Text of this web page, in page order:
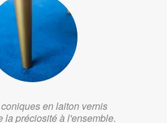
en laiton vernis
la préciosité à l'ensemble.